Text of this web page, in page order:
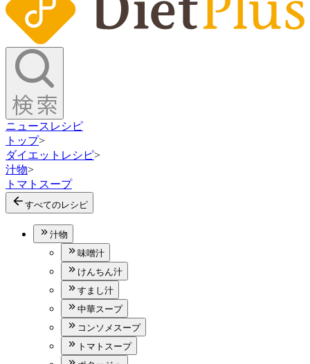
ニュース レシピ
トップ>
ダイエットレシピ>
汁物>
トマトスープ
すべてのレシピ
汁物
味噌汁
けんちん汁
すまし汁
中華スープ
コンソメスープ
トマトスープ